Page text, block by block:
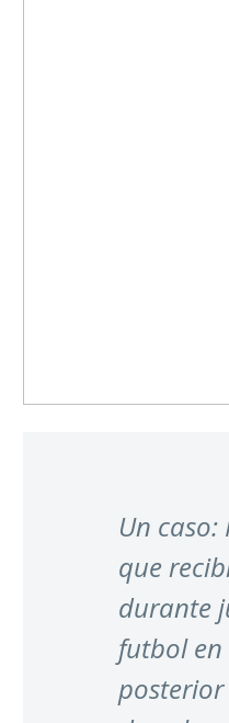
Un caso:
que
durante
futbol